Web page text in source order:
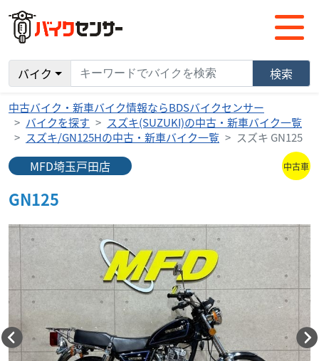
バイク 検索
中古バイク・新車バイク情報ならBDSバイクセンサー
バイクを探す
スズキ(SUZUKI)の中古・新車バイク一覧
スズキ/GN125Hの中古・新車バイク一覧
スズキ GN125
MFD埼玉戸田店 中古車
GN125